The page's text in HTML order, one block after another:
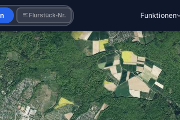
Flurstück-Nr. Funktionen